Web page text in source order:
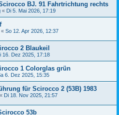
BJ. 91 Fahrtrichtung rechts
« Di 5. Mai 2026, 17:19
« So 12. Apr 2026, 12:37
2 Blaukeil
16. Dez 2025, 17:18
1 Colorglas grün
6. Dez 2025, 15:35
für Scirocco 2 (53B) 1983
« Di 18. Nov 2025, 21:57
53b